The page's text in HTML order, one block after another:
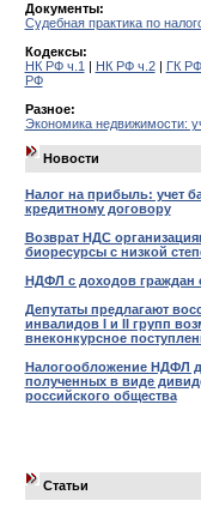
Документы:
Судебная практика по
Кодексы:
НК РФ ч.1 | НК РФ ч.2| ГК
РФ
Разное:
Экономика недвижимости:
Новости
Налог на прибыль: учет
кредитному договору
Возврат НДС
биоресурсы с низкой
НДФЛ с доходов граждан
Депутаты предлагают
инвалидов I и II групп
внеконкурсное
Налогообложение НДФЛ
полученных в виде
российского общества
Статьи